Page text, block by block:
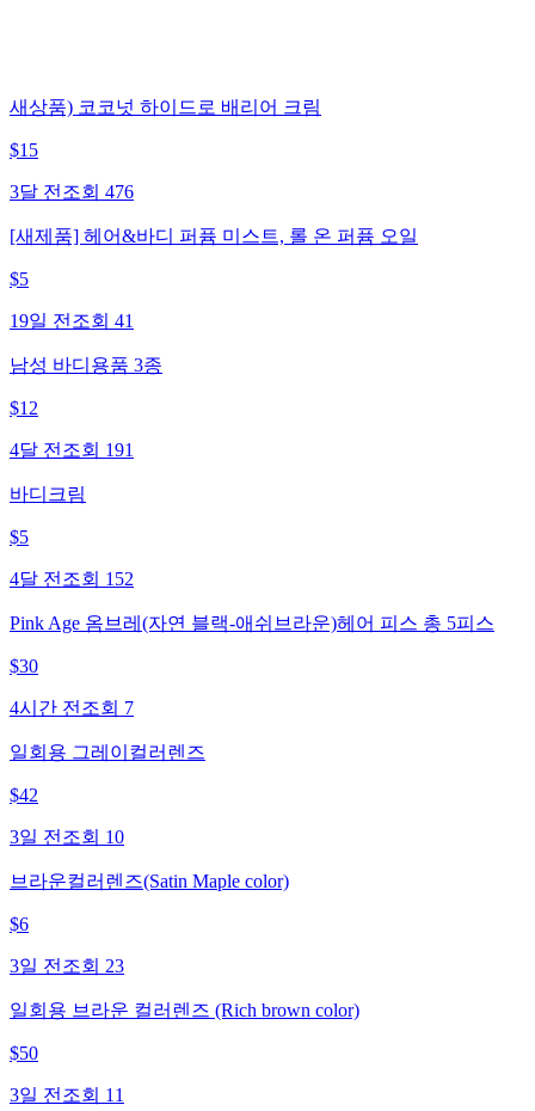
새상품) 코코넛 하이드로 배리어 크림
$15
3달 전 조회 476
[새제품] 헤어&바디 퍼퓸 미스트, 롤 온 퍼퓸 오일
$5
19일 전 조회 41
남성 바디용품 3종
$12
4달 전 조회 191
바디크림
$5
4달 전 조회 152
Pink Age 옴브레(자연 블랙-애쉬브라운)헤어 피스 총 5피스
$30
4시간 전 조회 7
일회용 그레이컬러렌즈
$42
3일 전 조회 10
브라운컬러렌즈(Satin Maple color)
$6
3일 전 조회 23
일회용 브라운 컬러렌즈 (Rich brown color)
$50
3일 전 조회 11